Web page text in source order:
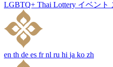
LGBTQ+ Thai Lottery イベント
en th de es fr nl ru hi ja ko zh